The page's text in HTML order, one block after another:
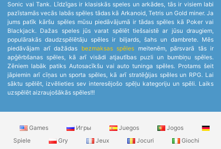
Sonic vai Tank. Līdzīgas ir klasiskās speles un arkādes, tās ir visiem labi
pazīstamās vecās labās spēles tādas kā Arkanoid, Tetris un Gold miner. Ja
jums patīk kāršu spēles mūsu piedāvājumā ir tādas spēles kā Poker vai
Blackjack. Dažas speles jūs varat spēlēt tiešsaistē ar jūsu draugiem,
populārakās daudzspēlētāju spēles ir biljards, šahs un dambrete. Mēs
piedāvājam arī dažādas bezmaksas spēles meitenēm, pārsvarā tās ir
apģērbšanas spēles, kā arī visādi atjautības puzli un bumbiņu spēles.
Zēniem labāk patiks Autosacīkšu vai auto tuninga spēles. Protams šeit
jāpiemin arī cīņas un sporta spēles, kā arī stratēģijas spēles un RPG. Lai
sāktu spēlēt, izvēlieties sev interesējošo spēļu kategoriju un spēli. Laiks
uzspēlēt aizraujošākās spēles!!!
Games Игры Juegos
Jogos
Spiele
Gry Jeux Jocuri
Giochi